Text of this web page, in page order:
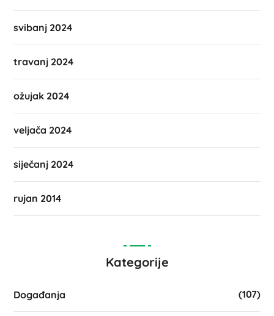
svibanj 2024
travanj 2024
ožujak 2024
veljača 2024
siječanj 2024
rujan 2014
Kategorije
Događanja (107)